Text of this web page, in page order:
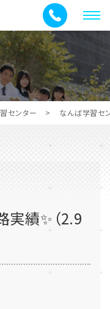
メ
ニ
ュ
ー
センター > なんば学習セ
実績✨（2.9